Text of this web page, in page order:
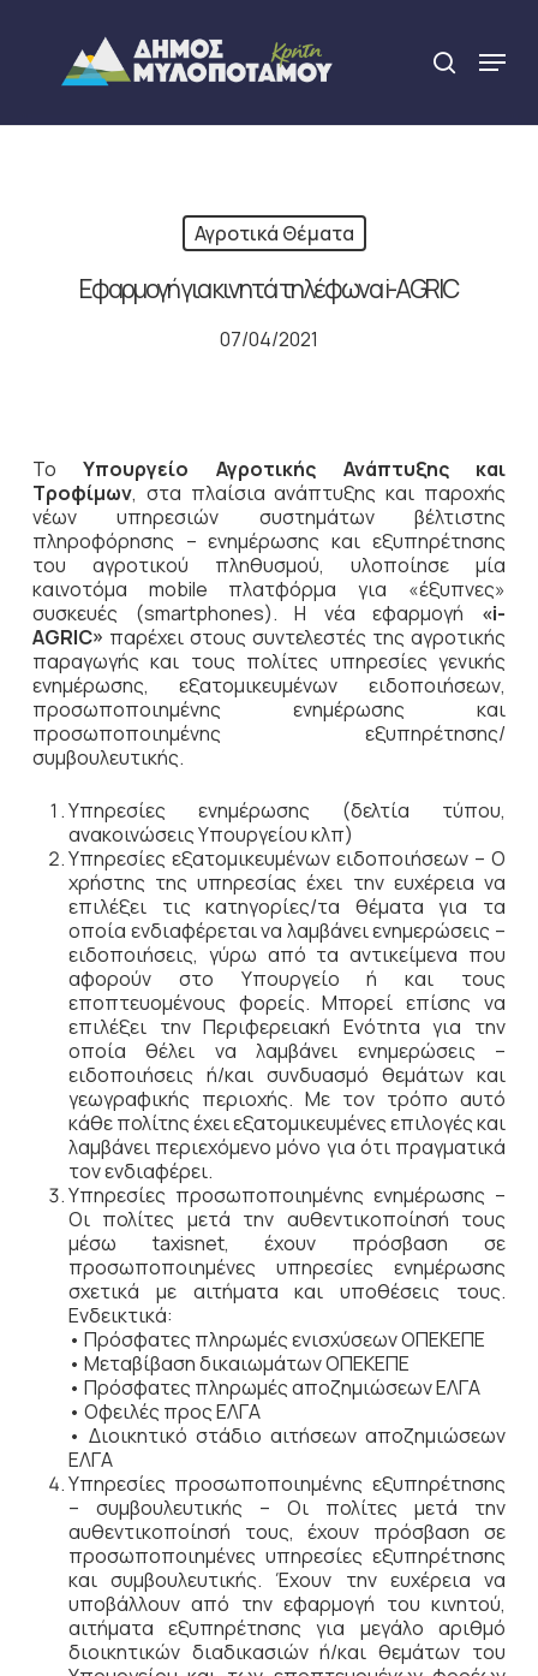
content
search
Menu
Αγροτικά Θέματα
Εφαρμογή για κινητά τηλέφωνα i-AGRIC
07/04/2021
Το Υπουργείο Αγροτικής Ανάπτυξης και
Τροφίμων, στα πλαίσια ανάπτυξης και παροχής
νέων υπηρεσιών συστημάτων βέλτιστης
πληροφόρησης – ενημέρωσης και εξυπηρέτησης
του αγροτικού πληθυσμού, υλοποίησε μία
καινοτόμα mobile πλατφόρμα για «έξυπνες»
συσκευές (smartphones). Η νέα εφαρμογή «i-
AGRIC» παρέχει στους συντελεστές της αγροτικής
παραγωγής και τους πολίτες υπηρεσίες γενικής
ενημέρωσης, εξατομικευμένων ειδοποιήσεων,
προσωποποιημένης ενημέρωσης και
προσωποποιημένης εξυπηρέτησης/
συμβουλευτικής.
Υπηρεσίες ενημέρωσης (δελτία τύπου,
ανακοινώσεις Υπουργείου κλπ)
Υπηρεσίες εξατομικευμένων ειδοποιήσεων – Ο
χρήστης της υπηρεσίας έχει την ευχέρεια να
επιλέξει τις κατηγορίες/τα θέματα για τα
οποία ενδιαφέρεται να λαμβάνει ενημερώσεις –
ειδοποιήσεις, γύρω από τα αντικείμενα που
αφορούν στο Υπουργείο ή και τους
εποπτευομένους φορείς. Μπορεί επίσης να
επιλέξει την Περιφερειακή Ενότητα για την
οποία θέλει να λαμβάνει ενημερώσεις –
ειδοποιήσεις ή/και συνδυασμό θεμάτων και
γεωγραφικής περιοχής. Με τον τρόπο αυτό
κάθε πολίτης έχει εξατομικευμένες επιλογές και
λαμβάνει περιεχόμενο μόνο για ότι πραγματικά
τον ενδιαφέρει.
Υπηρεσίες προσωποποιημένης ενημέρωσης –
Οι πολίτες μετά την αυθεντικοποίησή τους
μέσω taxisnet, έχουν πρόσβαση σε
προσωποποιημένες υπηρεσίες ενημέρωσης
σχετικά με αιτήματα και υποθέσεις τους.
Ενδεικτικά:
• Πρόσφατες πληρωμές ενισχύσεων ΟΠΕΚΕΠΕ
• Μεταβίβαση δικαιωμάτων ΟΠΕΚΕΠΕ
• Πρόσφατες πληρωμές αποζημιώσεων ΕΛΓΑ
• Οφειλές προς ΕΛΓΑ
• Διοικητικό στάδιο αιτήσεων αποζημιώσεων
ΕΛΓΑ
Υπηρεσίες προσωποποιημένης εξυπηρέτησης
– συμβουλευτικής – Οι πολίτες μετά την
αυθεντικοποίησή τους, έχουν πρόσβαση σε
προσωποποιημένες υπηρεσίες εξυπηρέτησης
και συμβουλευτικής. Έχουν την ευχέρεια να
υποβάλλουν από την εφαρμογή του κινητού,
αιτήματα εξυπηρέτησης για μεγάλο αριθμό
διοικητικών διαδικασιών ή/και θεμάτων του
Close